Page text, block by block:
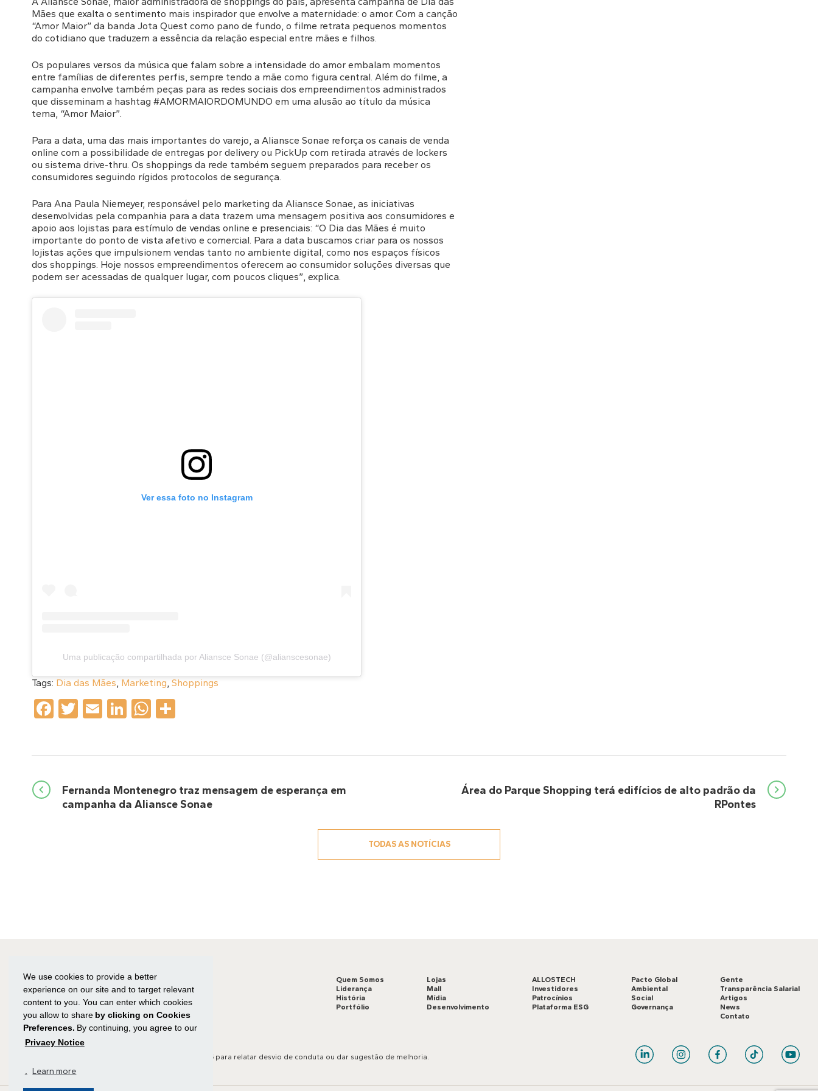
We use cookies to provide a better
experience on our site and to target relevant
content to you. You can enter which cookies
you allow to share by clicking on Cookies
Preferences. By continuing, you agree to our
Privacy Notice
. Learn more
Mães que exalta o sentimento mais inspirador que envolve a maternidade: o amor. Com a canção
“Amor Maior” da banda Jota Quest como pano de fundo, o filme retrata pequenos momentos
do cotidiano que traduzem a essência da relação especial entre mães e filhos.
Os populares versos da música que falam sobre a intensidade do amor embalam momentos
entre famílias de diferentes perfis, sempre tendo a mãe como figura central. Além do filme, a
campanha envolve também peças para as redes sociais dos empreendimentos administrados
que disseminam a hashtag #AMORMAIORDOMUNDO em uma alusão ao título da música
tema, “Amor Maior”.
Para a data, uma das mais importantes do varejo, a Aliansce Sonae reforça os canais de venda
online com a possibilidade de entregas por delivery ou PickUp com retirada através de lockers
ou sistema drive-thru. Os shoppings da rede também seguem preparados para receber os
consumidores seguindo rígidos protocolos de segurança.
Para Ana Paula Niemeyer, responsável pelo marketing da Aliansce Sonae, as iniciativas
desenvolvidas pela companhia para a data trazem uma mensagem positiva aos consumidores e
apoio aos lojistas para estímulo de vendas online e presenciais: “O Dia das Mães é muito
importante do ponto de vista afetivo e comercial. Para a data buscamos criar para os nossos
lojistas ações que impulsionem vendas tanto no ambiente digital, como nos espaços físicos
dos shoppings. Hoje nossos empreendimentos oferecem ao consumidor soluções diversas que
podem ser acessadas de qualquer lugar, com poucos cliques”, explica.
Ver essa foto no Instagram
Uma publicação compartilhada por Aliansce Sonae (@alianscesonae)
Tags: Dia das Mães Marketing Shoppings
Facebook
Twitter
EmailLinkedIn
WhatsApp
Navegação
Fernanda Montenegro traz mensagem de esperança em
campanha da Aliansce Sonae
Área do Parque Shopping terá edifícios de alto padrão da
RPontes
TODAS AS NOTÍCIAS
Quem Somos
Liderança
História
Portfólio
Lojas
Mall
Mídia
Desenvolvimento
ALLOSTECH
Investidores
Patrocínios
Plataforma ESG
Pacto Global
Ambiental
Social
Governança
Gente
Transparência Salarial
Artigos
News
Contato
0800 591 8825 para relatar desvio de conduta ou dar sugestão de melhoria.